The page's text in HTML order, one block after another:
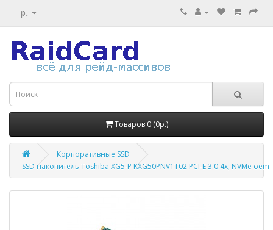
р.
Товаров 0 (0р.)
Корпоративные SSD
SSD накопитель Toshiba XG5-P KXG50PNV1T02 PCI-E 3.0 4x; NVMe oem